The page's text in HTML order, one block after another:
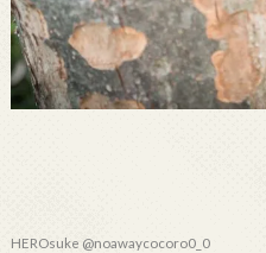
HEROsuke @noawaycocoro0_0